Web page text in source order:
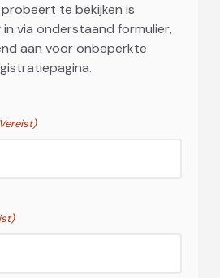
te bekijken is
in via onderstaand formulier,
aan voor onbeperkte